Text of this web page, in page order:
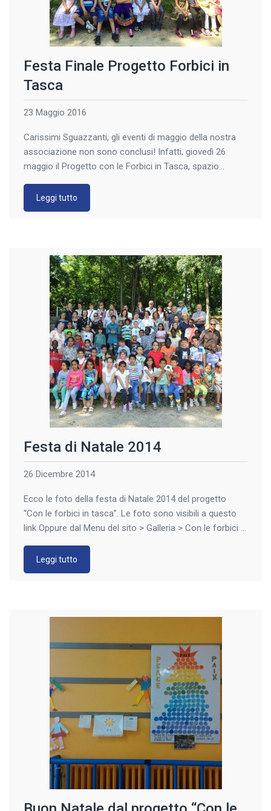
Festa Finale Progetto Forbici in
Tasca
23 Maggio 2016
Carissimi Sguazzanti, gli eventi di maggio della nostra
associazione non sono conclusi! Infatti, giovedì 26
maggio il Progetto con le Forbici in Tasca, spazio
momento insieme e chiudere l’anno scolastico con tutti
gli studenti della scuola che hanno partecipato al
Leggi tutto
Festa di Natale 2014
26 Dicembre 2014
Ecco le foto della festa di Natale 2014 del progetto
“Con le forbici in tasca”. Le foto sono visibili a questo
link Oppure dal Menu del sito > Galleria > Con le forbici in
Leggi tutto